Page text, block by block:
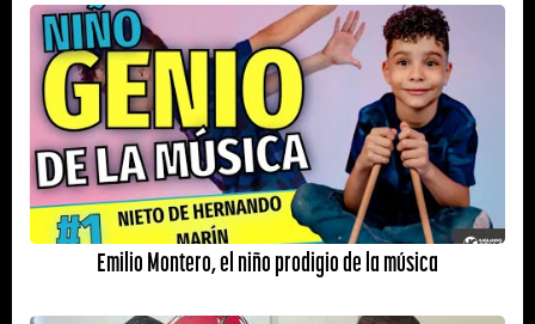
Emilio Montero, el niño prodigio de la música